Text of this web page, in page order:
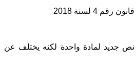
4 لسنة 2018
نص جديد لمادة واحدة لكنه يختلف عن